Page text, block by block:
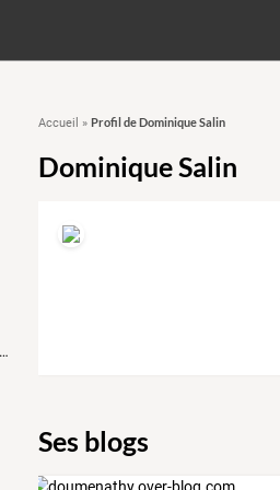
Accueil » Profil de Dominique Salin
Dominique Salin
Ses blogs